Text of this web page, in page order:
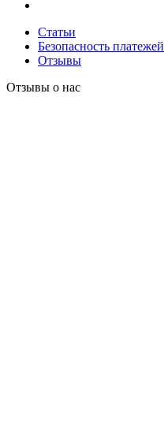
Статьи
Безопасность платежей
Отзывы
Отзывы о нас